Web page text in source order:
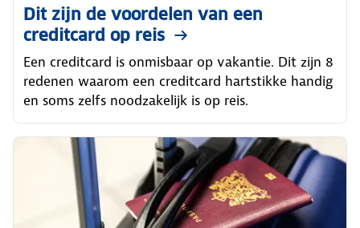
Dit zijn de voordelen van een
creditcard op reis
Een creditcard is onmisbaar op vakantie. Dit zijn 8
redenen waarom een creditcard hartstikke handig
en soms zelfs noodzakelijk is op reis.